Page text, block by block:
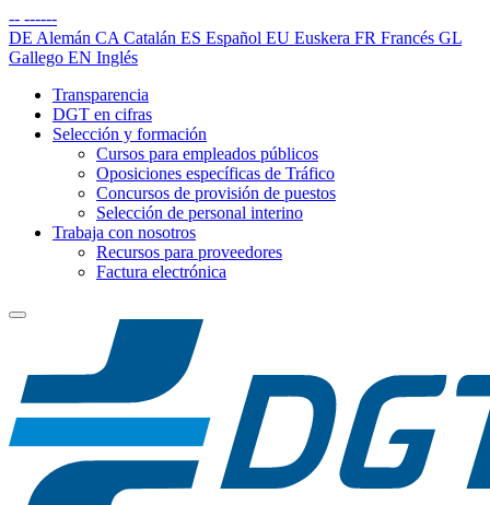
-- ------
DE Alemán CA Catalán ES Español EU Euskera FR Francés GL
Gallego EN Inglés
Transparencia
DGT en cifras
Selección y formación
Cursos para empleados públicos
Oposiciones específicas de Tráfico
Concursos de provisión de puestos
Selección de personal interino
Trabaja con nosotros
Recursos para proveedores
Factura electrónica